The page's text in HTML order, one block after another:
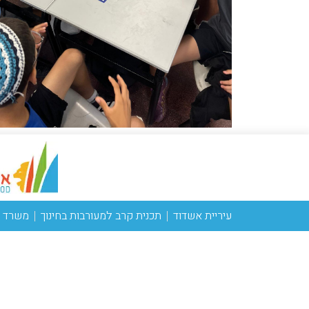
עיריית אשדוד תכנית קרב למעורבות בחינוך משרד